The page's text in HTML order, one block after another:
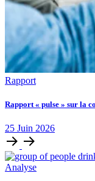
Rapport
Rapport « pulse » sur la
25 Juin 2026
Analyse